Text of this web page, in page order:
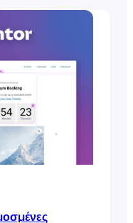
reliability of
explore
FooEvents